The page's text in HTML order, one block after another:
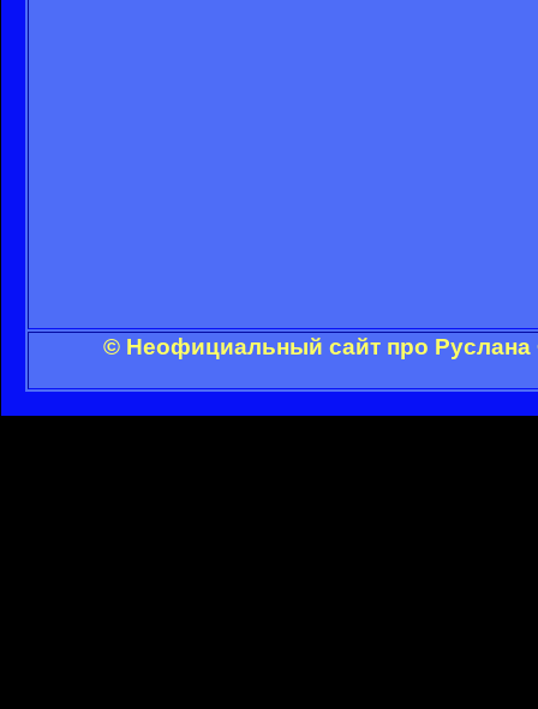
© Неофициальный сайт про